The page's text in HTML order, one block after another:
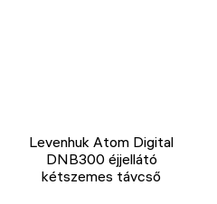
Levenhuk Atom Digital
DNB300 éjjellátó
kétszemes távcső